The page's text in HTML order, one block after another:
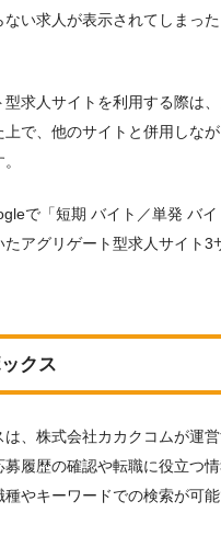
ない求人が表示されてしまっ
型求人サイトを利用する際は
上で、他のサイトと併用しな
で「短期 バイト／単発 バ
たアグリゲート型求人サイト3
クス
は、株式会社カカクコムが運
募履歴の確認や転職に役立つ
種やキーワードでの検索が可